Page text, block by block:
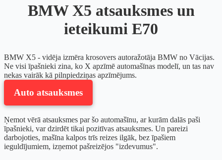
BMW X5 atsauksmes un
ieteikumi E70
BMW X5 - vidēja izmēra krosovers autoražotāja BMW no Vācijas.
Ne visi īpašnieki zina, ko X apzīmē automašīnas modelī, un tas nav
nekas vairāk kā pilnpiedziņas apzīmējums.
Auto atsauksmes
Ņemot vērā atsauksmes par šo automašīnu, ar kurām dalās paši
īpašnieki, var dzirdēt tikai pozitīvas atsauksmes. Un pareizi
darbojoties, mašīna kalpos trīs reizes ilgāk, bez īpašiem
ieguldījumiem, izņemot pašreizējos "izdevumus".